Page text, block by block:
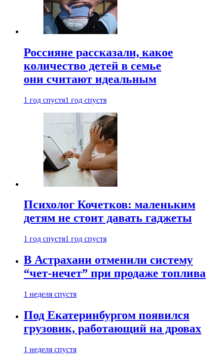
Россияне рассказали, какое
количество детей в семье
они считают идеальным
1 год спустя1 год спустя
Психолог Кочетков: маленьким
детям не стоит давать гаджеты
1 год спустя1 год спустя
В Астрахани отменили систему
“чет-нечет” при продаже топлива
1 неделя спустя
Под Екатеринбургом появился
грузовик, работающий на дровах
1 неделя спустя